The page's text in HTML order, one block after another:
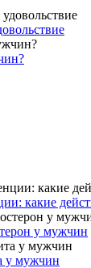
какие
у мужчин
у мужчин